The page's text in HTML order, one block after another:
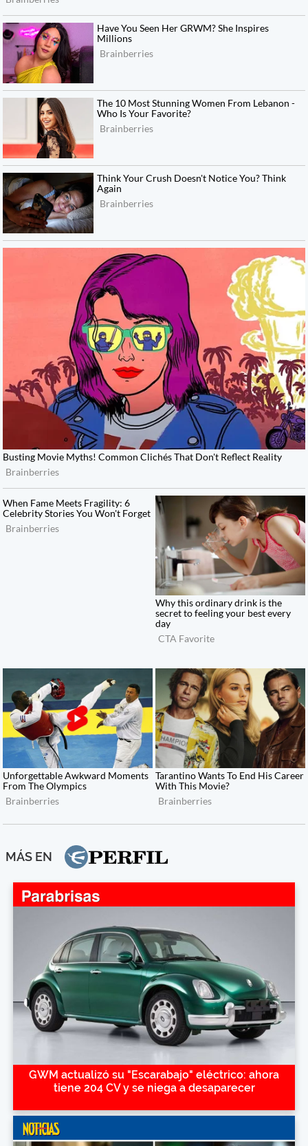
MÁS EN
GWM actualizó su "Escarabajo" eléctrico: ahora
tiene 204 CV y se niega a desaparecer